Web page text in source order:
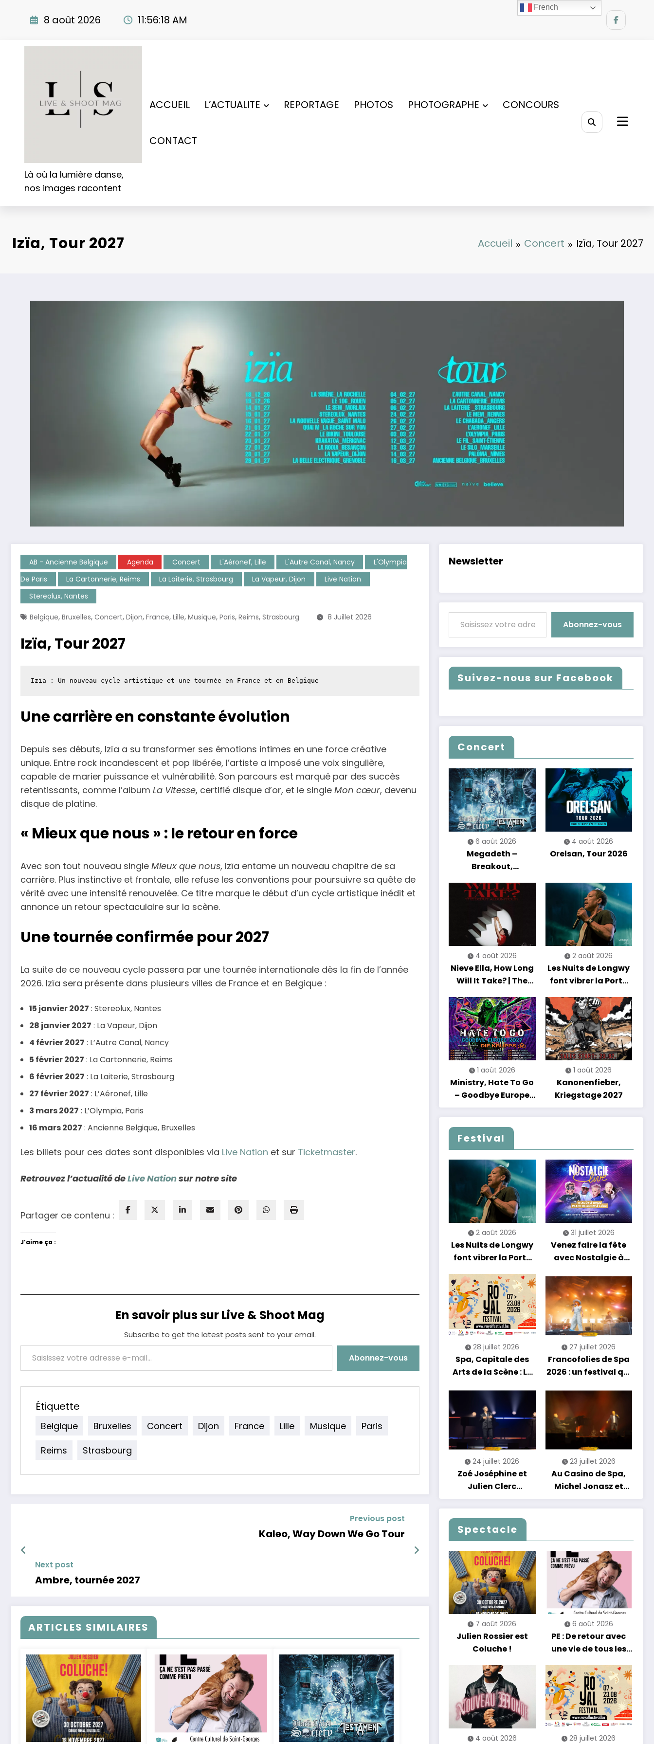
8 août 2026 11:56:19 AM
Là où la lumière danse,
nos images racontent
ACCUEIL L’ACTUALITE REPORTAGE PHOTOS PHOTOGRAPHE CONCOURS
CONTACT
Izïa, Tour 2027 Accueil Concert Izïa, Tour 2027
AB - Ancienne Belgique Agenda Concert L'Aéronef, Lille L'Autre Canal, Nancy
L'Olympia
De Paris
La Cartonnerie, Reims La Laiterie, Strasbourg La Vapeur, Dijon
Live Nation
Stereolux, Nantes
Belgique, Bruxelles, Concert, Dijon, France, Lille, Musique, Paris, Reims, Strasbourg 8 Juillet 2026
Izïa, Tour 2027
Izïa : Un nouveau cycle artistique et une tournée en France et en Belgique
Une carrière en constante évolution
Depuis ses débuts, Izïa a su transformer ses émotions intimes en une force créative
unique. Entre rock incandescent et pop libérée, l’artiste a imposé une voix singulière,
capable de marier puissance et vulnérabilité. Son parcours est marqué par des succès
retentissants, comme l’album La Vitesse, certifié disque d’or, et le single Mon cœur, devenu
disque de platine.
« Mieux que nous » : le retour en force
Avec son tout nouveau single Mieux que nous, Izïa entame un nouveau chapitre de sa
carrière. Plus instinctive et frontale, elle refuse les conventions pour poursuivre sa quête de
vérité avec une intensité renouvelée. Ce titre marque le début d’un cycle artistique inédit et
annonce un retour spectaculaire sur la scène.
Une tournée confirmée pour 2027
La suite de ce nouveau cycle passera par une tournée internationale dès la fin de l’année
2026. Izïa sera présente dans plusieurs villes de France et en Belgique :
15 janvier 2027 : Stereolux, Nantes
28 janvier 2027 : La Vapeur, Dijon
4 février 2027 : L’Autre Canal, Nancy
5 février 2027 : La Cartonnerie, Reims
6 février 2027 : La Laiterie, Strasbourg
27 février 2027 : L’Aéronef, Lille
3 mars 2027 : L’Olympia, Paris
16 mars 2027 : Ancienne Belgique, Bruxelles
Les billets pour ces dates sont disponibles via Live Nation et sur Ticketmaster.
Retrouvez l’actualité deLive Nationsur notre site
Partager ce contenu :
J’aime ça :
En savoir plus sur Live & Shoot Mag
Subscribe to get the latest posts sent to your email.
Saisissez votre adresse e-mail…
Abonnez-vous
Étiquette
Belgique Bruxelles Concert Dijon France Lille Musique
Paris
Reims
Strasbourg
Previous post
Kaleo, Way Down We Go Tour
Next post
Ambre, tournée 2027
ARTICLES SIMILAIRES
Newsletter
Saisissez votre adresse e-mail…
Abonnez-vous
Suivez-nous sur Facebook
Concert
6 août 2026
Megadeth –
Breakout,
Nations Europe Tour
2027
4 août 2026
Orelsan, Tour 2026
4 août 2026
Nieve Ella, How Long
Will It Take? | The
2 août 2026
Les Nuits de Longwy
font vibrer la Porte
soirée entre
découvertes et
énergie reggae
1 août 2026
Ministry, Hate To Go
– Goodbye Europe
2027
1 août 2026
Kanonenfieber,
Kriegstage 2027
Festival
2 août 2026
Les Nuits de Longwy
font vibrer la Porte
soirée entre
découvertes et
énergie reggae
31 juillet 2026
Venez faire la fête
avec Nostalgie à
28 juillet 2026
Spa, Capitale des
Arts de la Scène : Le
27 juillet 2026
Francofolies de Spa
2026 : un festival qui
nouveautés et
grands moments de
scène
24 juillet 2026
Zoé Joséphine et
Julien Clerc
clôturent en beauté
Les Nuits
Francofolies au
23 juillet 2026
Au Casino de Spa,
Michel Jonasz et
Alain Chamfort
célèbrent le temps
nostalgie
Spectacle
7 août 2026
Julien Rossier est
Coluche !
6 août 2026
PE : De retour avec
une vie de tous les
4 août 2026 28 juillet 2026
French